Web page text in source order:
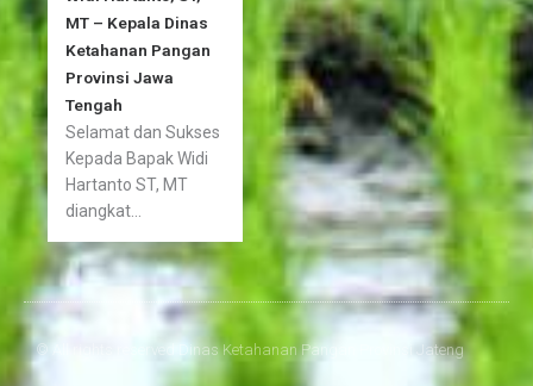
MT – Kepala Dinas
Ketahanan Pangan
Provinsi Jawa
Tengah
Selamat dan Sukses
Kepada Bapak Widi
Hartanto ST, MT
diangkat...
© All rights reserved Dinas Ketahanan Pangan Provinsi Jateng